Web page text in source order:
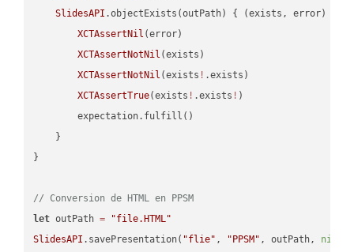
SlidesAPI .objectExists(outPath) { (exists, error) ->
XCTAssertNil (error)
XCTAssertNotNil (exists)
XCTAssertNotNil (exists ! .exists)
XCTAssertTrue(exists ! .exists ! )
        expectation.fulfill()
    }
}
// Conversion de HTML en PPSM
let outPath =
"file.HTML"
SlidesAPI .savePresentation( "flie" , "PPSM" , outPath, nil